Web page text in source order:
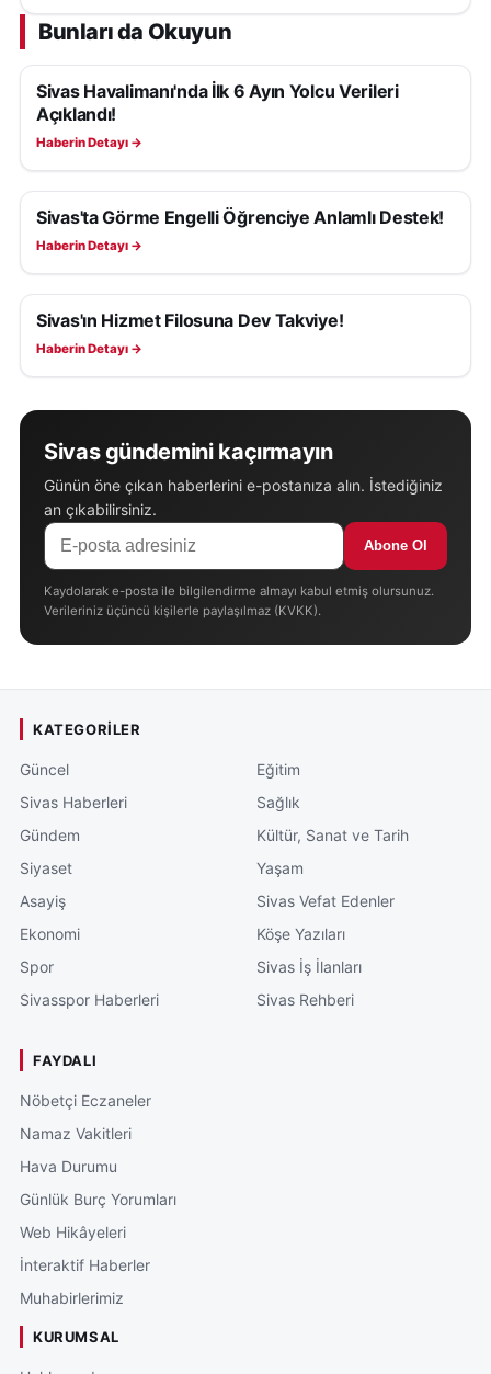
Bunları da Okuyun
SIVAS HABERLERI
Sivas Havalimanı'nda İlk 6 Ayın Yolcu Verileri
Açıklandı!
Haberin Detayı →
SIVAS HABERLERI
Sivas'ta Görme Engelli Öğrenciye Anlamlı Destek!
Haberin Detayı →
SIVAS HABERLERI
Sivas'ın Hizmet Filosuna Dev Takviye!
Haberin Detayı →
Sivas gündemini kaçırmayın
Günün öne çıkan haberlerini e-postanıza alın. İstediğiniz
an çıkabilirsiniz.
Abone Ol
Kaydolarak e-posta ile bilgilendirme almayı kabul etmiş olursunuz.
Verileriniz üçüncü kişilerle paylaşılmaz (KVKK).
KATEGORILER
Güncel
Sivas Haberleri
Gündem
Siyaset
Asayiş
Ekonomi
Spor
Sivasspor Haberleri
Eğitim
Sağlık
Kültür, Sanat ve Tarih
Yaşam
Sivas Vefat Edenler
Köşe Yazıları
Sivas İş İlanları
Sivas Rehberi
FAYDALI
Nöbetçi Eczaneler
Namaz Vakitleri
Hava Durumu
Günlük Burç Yorumları
Web Hikâyeleri
İnteraktif Haberler
Muhabirlerimiz
KURUMSAL